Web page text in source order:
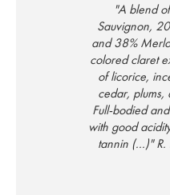
"A blend
Sauvignon,
and 38%
colored claret
of licorice,
cedar, plums,
Full-bodied
with good
tannin (...)"